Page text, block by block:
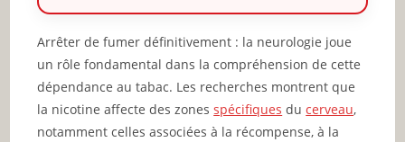
Arrêter de fumer définitivement : la neurologie joue
un rôle fondamental dans la compréhension de cette
dépendance au tabac. Les recherches montrent que
la nicotine affecte des zonesspécifiques ducerveau,
notamment celles associées à la récompense, à la